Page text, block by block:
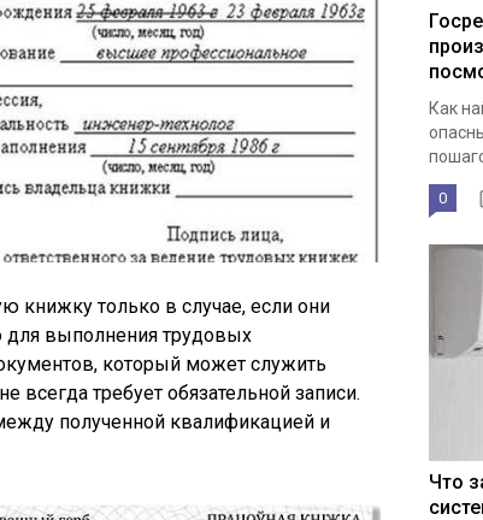
книжку только в случае, если они
выполнения трудовых
который может служить
требует обязательной записи.
полученной квалификацией и
Как
0
Что